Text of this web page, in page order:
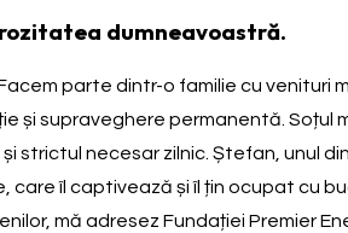
dumneavoastră.
parte dintr-o familie cu
și supraveghere permanentă.
strictul necesar zilnic. Ștefan, unul
îl captivează și îl țin ocupat cu
mă adresez Fundației Premier